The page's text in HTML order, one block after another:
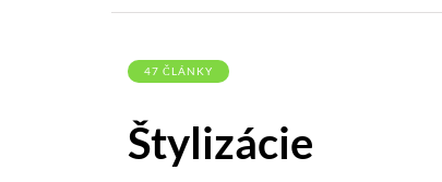
47 ČLÁNKY
Štylizácie